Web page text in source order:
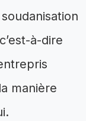
à-dire
manière